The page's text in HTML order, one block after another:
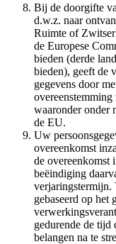
Bij de doorgifte
d.w.z. naar
Ruimte of
de Europese
bieden (derde
bieden), geeft de
gegevens door
waaronder onder
de EU.
Uw
overeenkomst
de overeenkomst
beëindiging
verjaringstermijn.
gebaseerd op het
gedurende de tijd
belangen na te